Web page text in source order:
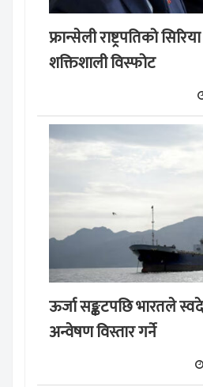
फ्रान्सेली राष्ट्रपतिको
शक्तिशाली विस्फोट
ऊर्जा सङ्कटपछि भारतले
अन्वेषण विस्तार गर्ने